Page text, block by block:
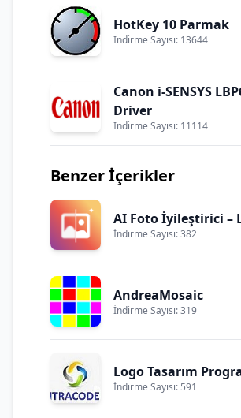
HotKey 10 Parmak
İndirme Sayısı: 13644
Canon i-SENSYS
Driver
İndirme Sayısı: 11114
Benzer İçerikler
AI Foto İyileştirici –
İndirme Sayısı: 382
AndreaMosaic
İndirme Sayısı: 319
Logo Tasarım
İndirme Sayısı: 591